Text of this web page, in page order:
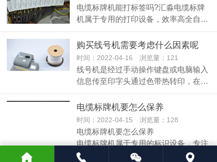
电缆标牌机能打标签吗?汇淼电缆标牌
机属于专用的打印设备，效率高全自…
购买线号机需要考虑什么因素呢
时间：2022-04-16 浏览量：121
线号机是经过手动操作键盘或电脑输入
信息传至印字头通过色带热转印，在…
电缆标牌机要怎么保养
时间：2022-04-15 浏览量：128
电缆标牌机要怎么保养
电缆标牌机属于专用的标识设备，专注
于电缆标…